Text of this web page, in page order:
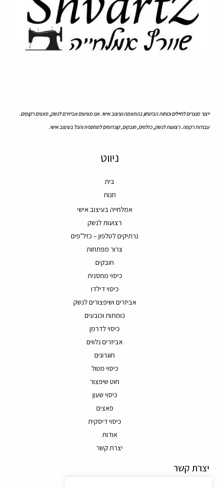
ייצור מוצרים לחיילים וכוחות הביטחון בהתאמה ועיצוב אישי. אנו מציעים אביזירם לנשק, פאצים רקומים.
עבודות רקמה. רצועות לנשק, כזלפים, חובקים, קונדומים למחסנית והכל בעיצוב אישי.
ניווט
בית
חנות
אמלחייה בעיצוב אישי
רצועות לנשק
נרתיקים לטלפון – כזל"פים
צרור מפתחות
חובקים
כיסוי מחסנית
כיסוי דילדו
אביזרים ושיפצורים לנשק
כומתות וכובעים
כיסוי לדרמן
אביזרים נלווים
חוגרונים
כיסוי מטול
חוט שיפצור
כיסוי שעון
פאצים
כיסוי דיסקית
אודות
יצרת קשר
יצרת קשר